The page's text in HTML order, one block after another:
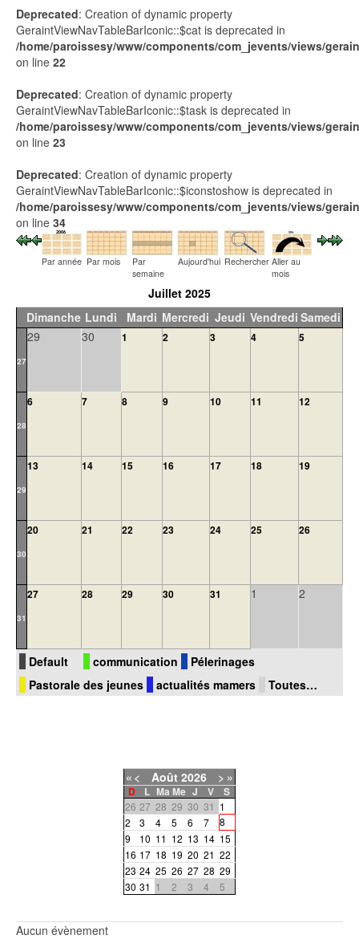
Deprecated: Creation of dynamic property
GeraintViewNavTableBarIconic::$cat is deprecated in
/home/paroissesy/www/components/com_jevents/views/
on line 22
Deprecated: Creation of dynamic property
GeraintViewNavTableBarIconic::$task is deprecated in
/home/paroissesy/www/components/com_jevents/views/
on line 23
Deprecated: Creation of dynamic property
GeraintViewNavTableBarIconic::$iconstoshow is deprecated in
/home/paroissesy/www/components/com_jevents/views/
on line 34
Par année Par mois
Par
semaine
Aujourd'hui Rechercher Aller au
mois
Juillet 2025
Dimanche Lundi Mardi Mercredi Jeudi Vendredi Samedi
27
29 30 1 2 3 4 5
28
6 7 8 9 10 11 12
29
13 14 15 16 17 18 19
30
20 21 22 23 24 25 26
31
27 28 29 30 31 1 2
Default communication
Pélerinages
Pastorale des jeunes
actualités mamers Toutes…
« < Août 2026 > »
D L Ma Me J V S
26 27 28 29 30 31 1
2
3 4 5 6 7
8
9
10 11 12 13 14 15
16 17 18 19 20 21 22
23 24 25 26 27 28 29
30 31 1 2 3 4 5
Aucun évènement